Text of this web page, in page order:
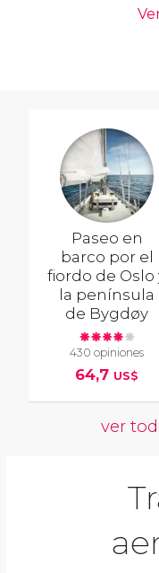
Paseo en
barco por el
fiordo de Oslo
la península
de Bygdøy
430 opiniones
64,7 US$
ver